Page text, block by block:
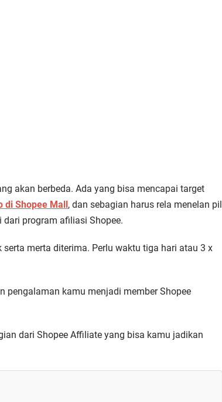
akan berbeda. Ada yang bisa mencapai target
di Shopee Mall, dan sebagian harus rela menelan pil
program afiliasi Shopee.
serta merta diterima. Perlu waktu tiga hari atau 3 x
pengalaman kamu menjadi member Shopee
dari Shopee Affiliate yang bisa kamu jadikan